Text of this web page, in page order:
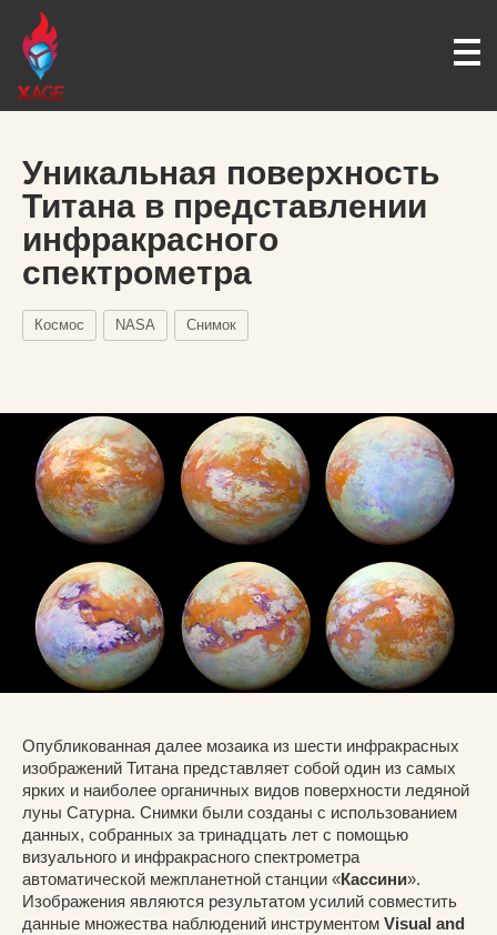
Уникальная поверхность
Титана в представлении
инфракрасного
спектрометра
Космос NASA Снимок
Опубликованная далее мозаика из шести инфракрасных
изображений Титана представляет собой один из самых
ярких и наиболее органичных видов поверхности ледяной
луны Сатурна. Снимки были созданы с использованием
данных, собранных за тринадцать лет с помощью
визуального и инфракрасного спектрометра
автоматической межпланетной станции «Кассини».
Изображения являются результатом усилий совместить
данные множества наблюдений инструментом Visual and